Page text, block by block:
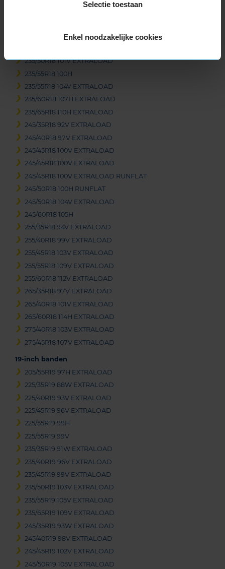
Selectie toestaan
Enkel noodzakelijke cookies
225/60R18 104V EXTRALOAD
235/45R18 98V EXTRALOAD
235/50R18 101V EXTRALOAD
235/55R18 100H
235/55R18 104V EXTRALOAD
235/60R18 107H EXTRALOAD
235/65R18 110H EXTRALOAD
245/35R18 92V EXTRALOAD
245/40R18 97V EXTRALOAD
245/45R18 100V EXTRALOAD
245/45R18 100V EXTRALOAD
245/45R18 100V EXTRALOAD RUNFLAT
245/50R18 100H RUNFLAT
245/50R18 104V EXTRALOAD
245/60R18 105H
255/35R18 94V EXTRALOAD
255/40R18 99V EXTRALOAD
255/45R18 103V EXTRALOAD
255/55R18 109V EXTRALOAD
255/60R18 112V EXTRALOAD
265/35R18 97V EXTRALOAD
265/40R18 101V EXTRALOAD
265/60R18 114H EXTRALOAD
275/40R18 103V EXTRALOAD
275/45R18 107V EXTRALOAD
19-inch banden
205/55R19 97H EXTRALOAD
225/35R19 88W EXTRALOAD
225/40R19 93V EXTRALOAD
225/45R19 96V EXTRALOAD
225/55R19 99H
225/55R19 99V
235/35R19 91W EXTRALOAD
235/40R19 96V EXTRALOAD
235/45R19 99V EXTRALOAD
235/50R19 103V EXTRALOAD
235/55R19 105V EXTRALOAD
235/65R19 109V EXTRALOAD
245/35R19 93W EXTRALOAD
245/40R19 98V EXTRALOAD
245/45R19 102V EXTRALOAD
245/50R19 105V EXTRALOAD